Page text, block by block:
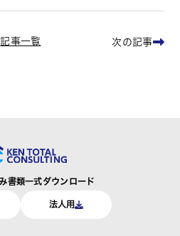
記事一覧 次の記事
書類一式ダウンロード
法人用